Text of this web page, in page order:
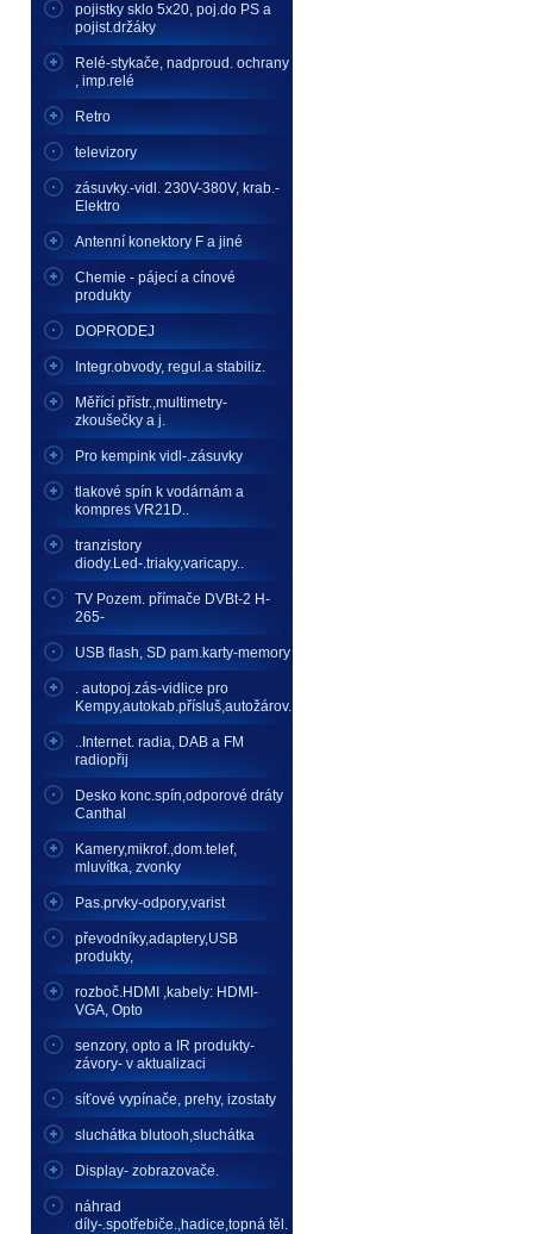
pojistky sklo 5x20, poj.do PS a
pojist.držáky
Relé-stykače, nadproud. ochrany
, imp.relé
Retro
televizory
zásuvky.-vidl. 230V-380V, krab.-
Elektro
Antenní konektory F a jiné
Chemie - pájecí a cínové
produkty
DOPRODEJ
Integr.obvody, regul.a stabiliz.
Měřící přístr.,multimetry-
zkoušečky a j.
Pro kempink vidl-.zásuvky
tlakové spín k vodárnám a
kompres VR21D..
tranzistory
diody.Led-.triaky,varicapy..
TV Pozem. přímače DVBt-2 H-
265-
USB flash, SD pam.karty-memory
. autopoj.zás-vidlice pro
Kempy,autokab.přísluš,autožárov.
..Internet. radia, DAB a FM
radiopřij
Desko konc.spín,odporové dráty
Canthal
Kamery,mikrof.,dom.telef,
mluvítka, zvonky
Pas.prvky-odpory,varist
převodníky,adaptery,USB
produkty,
rozboč.HDMI ,kabely: HDMI-
VGA, Opto
senzory, opto a IR produkty-
závory- v aktualizaci
síťové vypínače, prehy, izostaty
sluchátka blutooh,sluchátka
Display- zobrazovače.
náhrad
díly-.spotřebiče.,hadice,topná těl.